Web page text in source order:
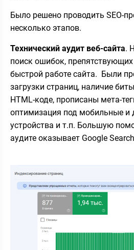
Было решено проводить SEO-
несколько этапов.
Технический аудит веб-сайта.
поиск ошибок, препятствующих
быстрой работе сайта. Были
загрузки страниц, наличие
HTML-коде, прописаны мета-
оптимизация под мобильные и
устройства и т.п. Большую
аудите оказывает Google